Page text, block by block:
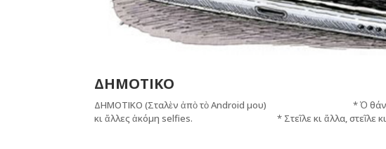
ΔΗΜΟΤΙΚΟ
ΔΗΜΟΤΙΚΟ (Σταλὲν ἀπὸ τὸ Android μου) * Ὁ θάνατος
κι ἄλλες ἀκόμη selfies. * Στεῖλε κι ἄλλα, στεῖλε κι ἄλλα